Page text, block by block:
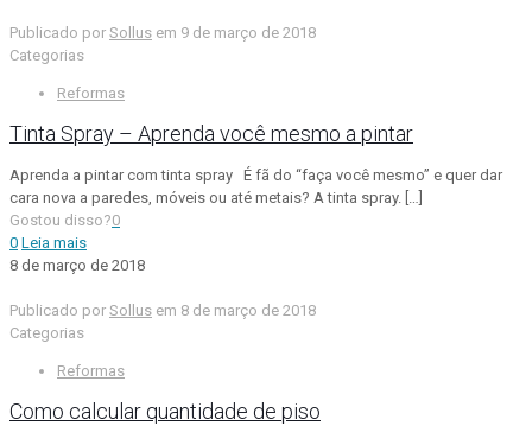
Publicado por Sollus em 9 de março de 2018
Categorias
Reformas
Tinta Spray – Aprenda você mesmo a pintar
Aprenda a pintar com tinta spray É fã do “faça você mesmo” e quer dar
cara nova a paredes, móveis ou até metais? A tinta spray. […]
Gostou disso?0
0 Leia mais
8 de março de 2018
Publicado por Sollus em 8 de março de 2018
Categorias
Reformas
Como calcular quantidade de piso